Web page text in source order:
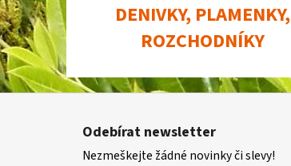
DENIVKY, PLAMENKY,
ROZCHODNÍKY
Z
Odebírat newsletter
Nezmeškejte žádné novinky či slevy!